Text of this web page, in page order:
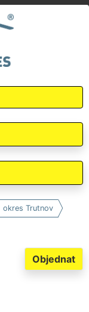
okres Trutnov
Objednat